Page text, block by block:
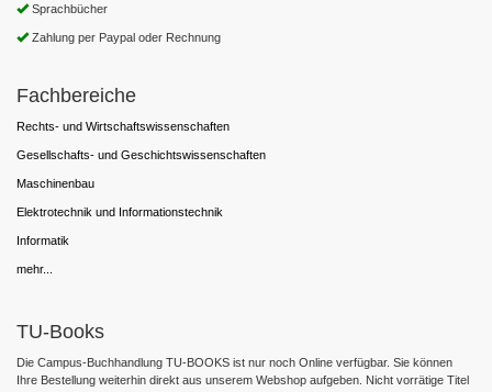
Sprachbücher
Zahlung per Paypal oder Rechnung
Fachbereiche
Rechts- und Wirtschaftswissenschaften
Gesellschafts- und Geschichtswissenschaften
Maschinenbau
Elektrotechnik und Informationstechnik
Informatik
mehr...
TU-Books
Die Campus-Buchhandlung TU-BOOKS ist nur noch Online verfügbar. Sie können
Ihre Bestellung weiterhin direkt aus unserem Webshop aufgeben. Nicht vorrätige Titel